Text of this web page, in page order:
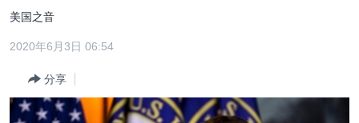
内
容
到
最新国际新闻
印太
分类新闻
经济·金融·贸易
美中关系
美国之音
2020年6月3日 06:54
分享